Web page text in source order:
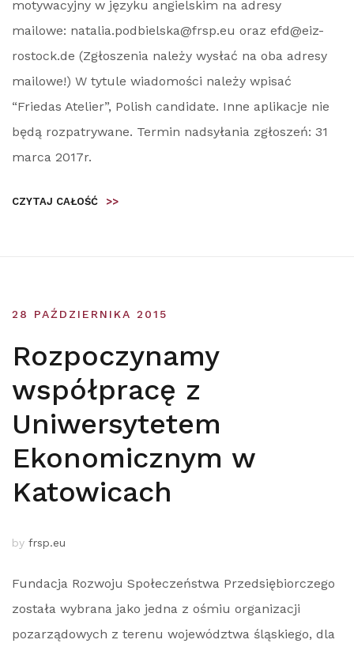
motywacyjny w języku angielskim na adresy
mailowe: natalia.podbielska@frsp.eu oraz efd@eiz-
rostock.de (Zgłoszenia należy wysłać na oba adresy
mailowe!) W tytule wiadomości należy wpisać
“Friedas Atelier”, Polish candidate. Inne aplikacje nie
będą rozpatrywane. Termin nadsyłania zgłoszeń: 31
marca 2017r.
CZYTAJ CAŁOŚĆ >>
28 PAŹDZIERNIKA 2015
Rozpoczynamy
współpracę z
Uniwersytetem
Ekonomicznym w
Katowicach
by frsp.eu
Fundacja Rozwoju Społeczeństwa Przedsiębiorczego
została wybrana jako jedna z ośmiu organizacji
pozarządowych z terenu województwa śląskiego, dla